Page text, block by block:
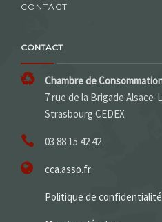
CONTACT
CONTACT
Chambre de
7 rue de la Brigade Alsace-
Strasbourg CEDEX
03 88 15 42 42
cca.asso.fr
Politique de confidentialité